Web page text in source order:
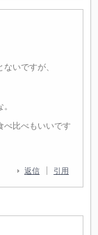
返信 引用
いですが、
べ比べもいいです